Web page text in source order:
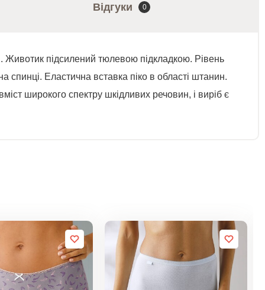
Відгуки 0
Животик підсилений тюлевою підкладкою. Рівень
спинці. Еластична вставка піко в області штанин.
широкого спектру шкідливих речовин, і виріб є